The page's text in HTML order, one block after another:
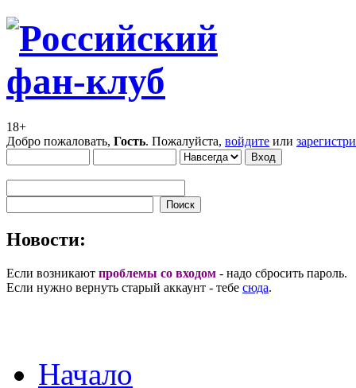
18+
Добро пожаловать, Гость. Пожалуйста, войдите или
Новости:
Если возникают проблемы со входом - надо сбросить пароль.
Если нужно вернуть старый аккаунт - тебе сюда.
Начало